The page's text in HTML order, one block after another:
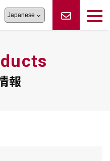
かんたんオーダー
報